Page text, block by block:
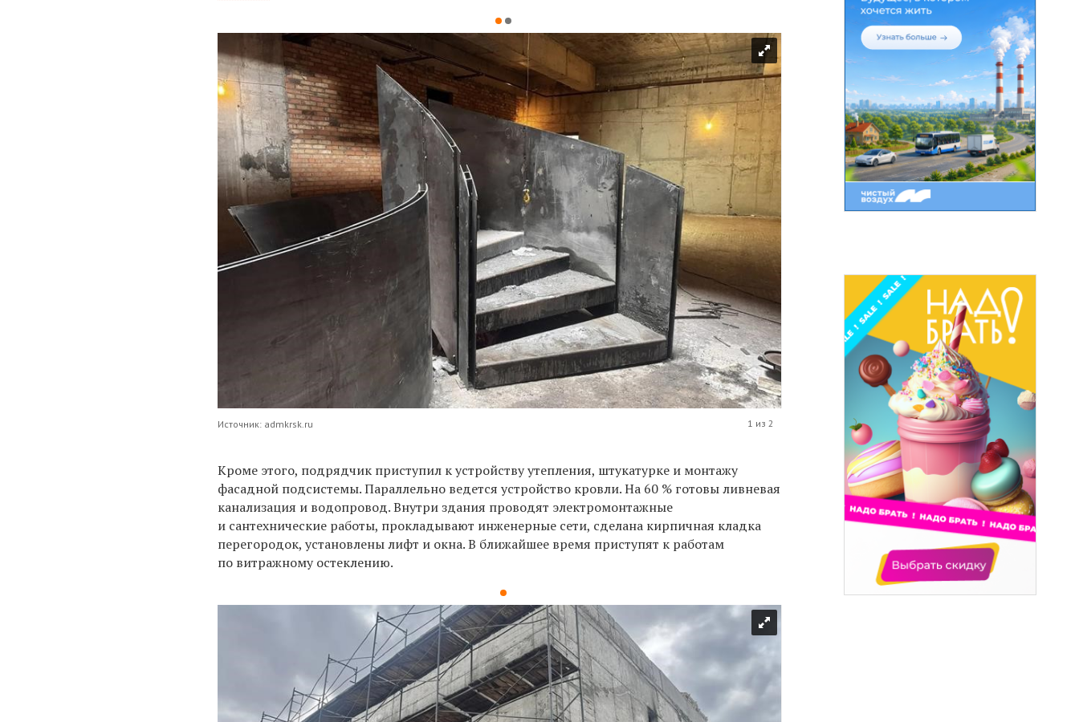
Источник: admkrsk.ru 1 из 2
Кроме этого, подрядчик приступил к устройству утепления, штукатурке и монтажу
фасадной подсистемы. Параллельно ведется устройство кровли. На 60 % готовы ливневая
канализация и водопровод. Внутри здания проводят электромонтажные
и сантехнические работы, прокладывают инженерные сети, сделана кирпичная кладка
перегородок, установлены лифт и окна. В ближайшее время приступят к работам
по витражному остеклению.